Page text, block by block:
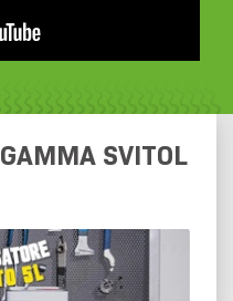
SVITOL